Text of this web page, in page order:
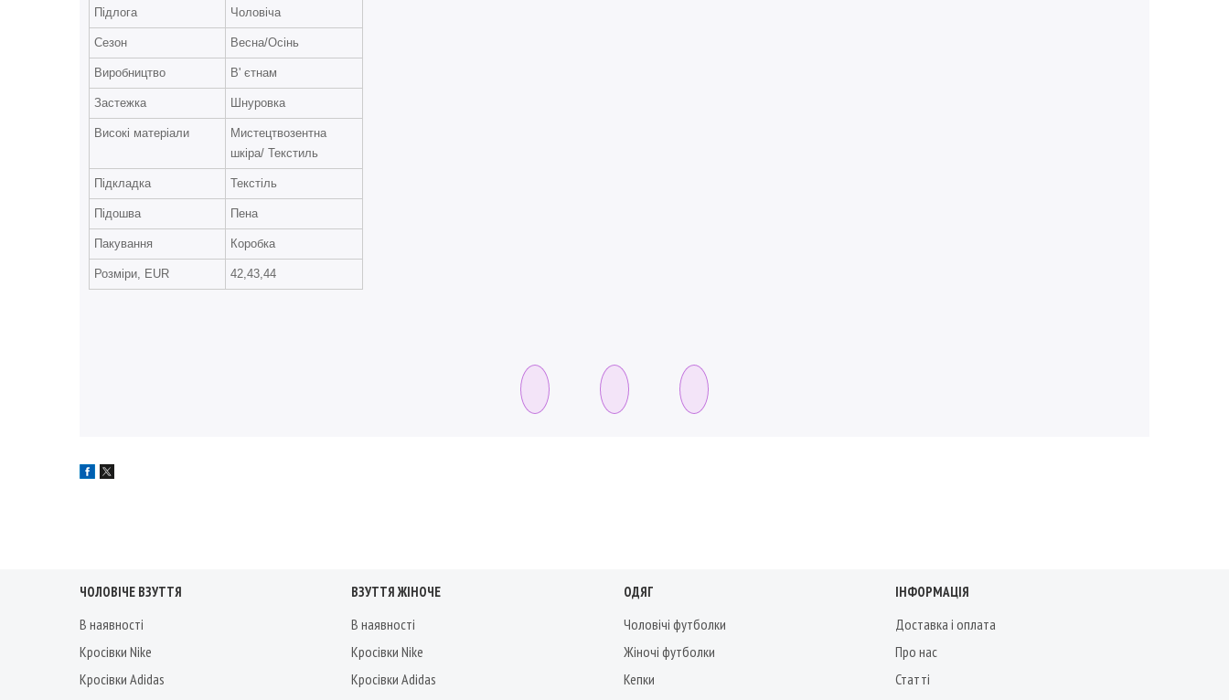
Підлога Чоловіча
Сезон Весна/Осінь
Виробництво В' єтнам
Застежка Шнуровка
Високі матеріали
Мистецтвозентна
шкіра/ Текстиль
Підкладка Текстіль
Підошва Пена
Пакування Коробка
Розміри, EUR 42,43,44
ЧОЛОВІЧЕ ВЗУТТЯ
В наявності
Кросівки Nike
Кросівки Adidas
ВЗУТТЯ ЖІНОЧЕ
В наявності
Кросівки Nike
Кросівки Adidas
ОДЯГ
Чоловічі футболки
Жіночі футболки
Кепки
ІНФОРМАЦІЯ
Доставка і оплата
Про нас
Статті